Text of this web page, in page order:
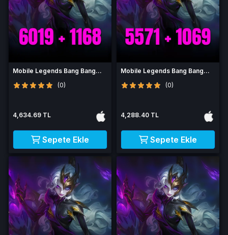
Mobile Legends Bang Bang
(0)
4,634.69 TL
Sepete Ekle
Mobile Legends Bang Bang
(0)
4,288.40 TL
Sepete Ekle